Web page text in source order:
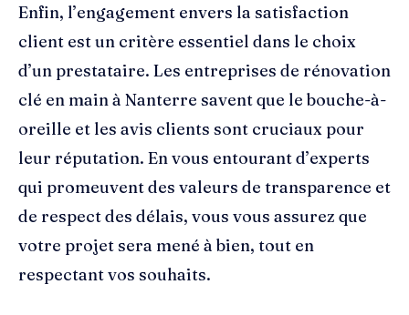
Enfin, l’engagement envers la satisfaction
client est un critère essentiel dans le choix
d’un prestataire. Les entreprises de rénovation
clé en main à Nanterre savent que le bouche-à-
oreille et les avis clients sont cruciaux pour
leur réputation. En vous entourant d’experts
qui promeuvent des valeurs de transparence et
de respect des délais, vous vous assurez que
votre projet sera mené à bien, tout en
respectant vos souhaits.